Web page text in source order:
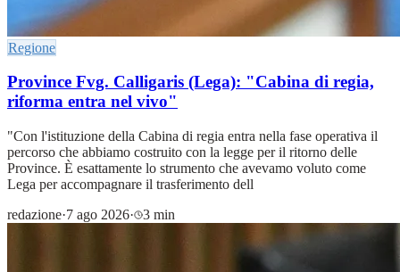
Regione
Province Fvg. Calligaris (Lega): "Cabina di regia,
riforma entra nel vivo"
"Con l'istituzione della Cabina di regia entra nella fase operativa il
percorso che abbiamo costruito con la legge per il ritorno delle
Province. È esattamente lo strumento che avevamo voluto come
Lega per accompagnare il trasferimento dell
redazione·7 ago 2026· 3 min